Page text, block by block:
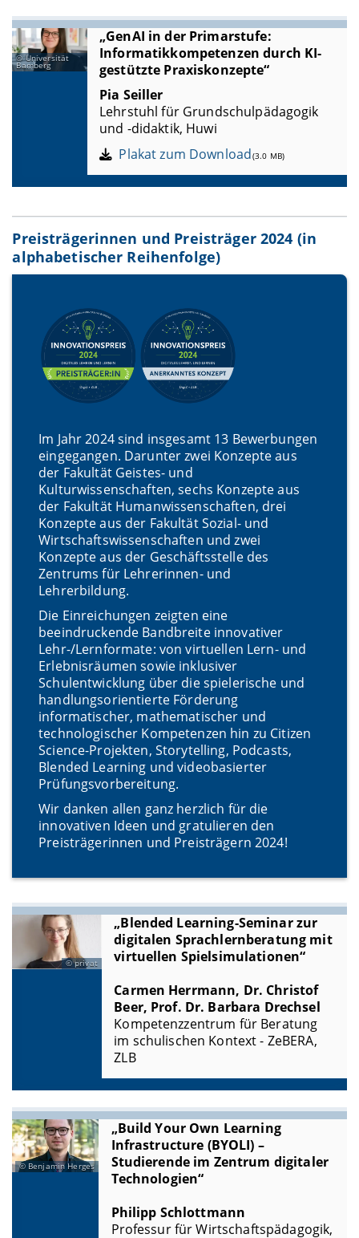
Universität
Bamberg
„GenAI in der Primarstufe:
Informatikkompetenzen durch KI-
gestützte Praxiskonzepte“
Pia Seiller
Lehrstuhl für Grundschulpädagogik
und -didaktik, Huwi
Plakat zum Download(3.0 MB)
Preisträgerinnen und Preisträger 2024 (in
alphabetischer Reihenfolge)
Im Jahr 2024 sind insgesamt 13 Bewerbungen
eingegangen. Darunter zwei Konzepte aus
der Fakultät Geistes- und
Kulturwissenschaften, sechs Konzepte aus
der Fakultät Humanwissenschaften, drei
Konzepte aus der Fakultät Sozial- und
Wirtschaftswissenschaften und zwei
Konzepte aus der Geschäftsstelle des
Zentrums für Lehrerinnen- und
Lehrerbildung.
Die Einreichungen zeigten eine
beeindruckende Bandbreite innovativer
Lehr-/Lernformate: von virtuellen Lern- und
Erlebnisräumen sowie inklusiver
Schulentwicklung über die spielerische und
handlungsorientierte Förderung
informatischer, mathematischer und
technologischer Kompetenzen hin zu Citizen
Science-Projekten, Storytelling, Podcasts,
Blended Learning und videobasierter
Prüfungsvorbereitung.
Wir danken allen ganz herzlich für die
innovativen Ideen und gratulieren den
Preisträgerinnen und Preisträgern 2024!
privat
„Blended Learning-Seminar zur
digitalen Sprachlernberatung mit
virtuellen Spielsimulationen“
Carmen Herrmann, Dr. Christof
Beer, Prof. Dr. Barbara Drechsel
Kompetenzzentrum für Beratung
im schulischen Kontext - ZeBERA,
ZLB
Benjamin Herges
„Build Your Own Learning
Infrastructure (BYOLI) –
Studierende im Zentrum digitaler
Technologien“
Philipp Schlottmann
Professur für Wirtschaftspädagogik,